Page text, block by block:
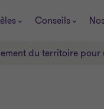
Conseils
du territoire